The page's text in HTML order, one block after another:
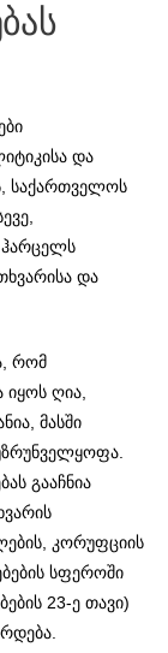
და
საქართველოს
და
რომ
იყოს ღია,
მასში
გააჩნია
კორუფციის
სფეროში
23-ე თავი)